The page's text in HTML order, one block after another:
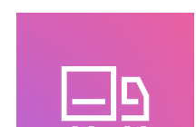
多年的在为各行各业提供
客户的认可和口碑相传，
常乐意为您解决物流相关